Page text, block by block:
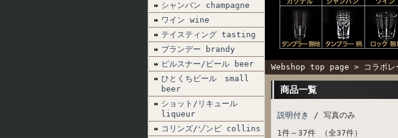
シャンパン champagne
ワイン wine
テイスティング tasting
ブランデー brandy
ピルスナー/ビール beer
ひとくちビール small
beer
ショット/リキュール
liqueur
コリンズ/ゾンビ collins
Webshop top page > コラボ
商品一覧
説明付き
/ 写真のみ
1件～37件 （全37件）